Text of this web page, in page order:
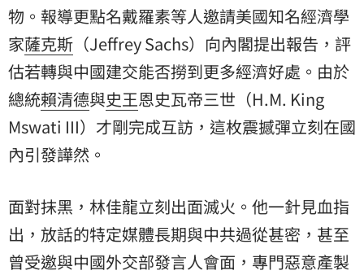
物。報導更點名戴羅素等人邀請美國知名經濟學
家薩克斯 （Jeffrey Sachs）向內閣提出報告，評
估若轉與中國建交能否撈到更多經濟好處。由於
總統賴清德與史王恩史瓦帝三世（H.M. King
Mswati III）才剛完成互訪，這枚震撼彈立刻在國
內引發譁然。
面對抹黑，林佳龍立刻出面滅火。他一針見血指
出，放話的特定媒體長期與中共過從甚密，甚至
曾受邀與中國外交部發言人會面，專門惡意產製